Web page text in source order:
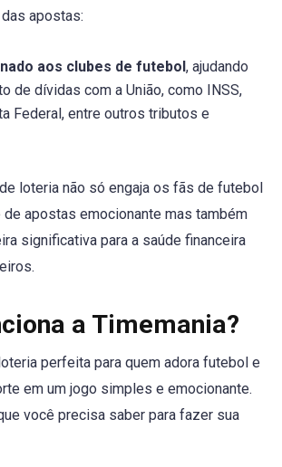
apostas:
aos clubes de futebol, ajudando
de dívidas com a União, como INSS,
Federal, entre outros tributos e
loteria não só engaja os fãs de futebol
de apostas emocionante mas também
significativa para a saúde financeira
a Timemania?
perfeita para quem adora futebol e
em um jogo simples e emocionante.
você precisa saber para fazer sua